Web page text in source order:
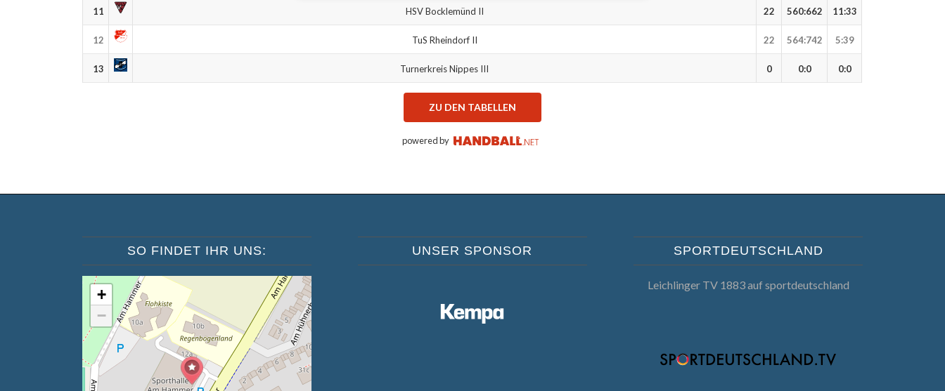
11 HSV Bocklemünd II 22 560:662 11:33
12 TuS Rheindorf II 22 564:742 5:39
13 Turnerkreis Nippes III 0 0:0 0:0
ZU DEN TABELLEN
powered by
SO FINDET IHR UNS:
+
−
UNSER SPONSOR SPORTDEUTSCHLAND
Leichlinger TV 1883 auf sportdeutschland